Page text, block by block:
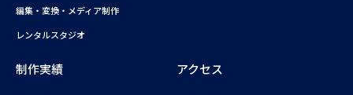
編集・変換・メディア制作
レンタルスタジオ
制作実績 アクセス